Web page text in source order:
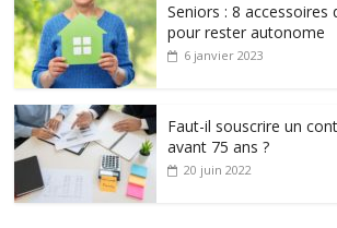
Seniors : 8 accessoires
pour rester autonome
6 janvier 2023
Faut-il souscrire un
avant 75 ans ?
20 juin 2022